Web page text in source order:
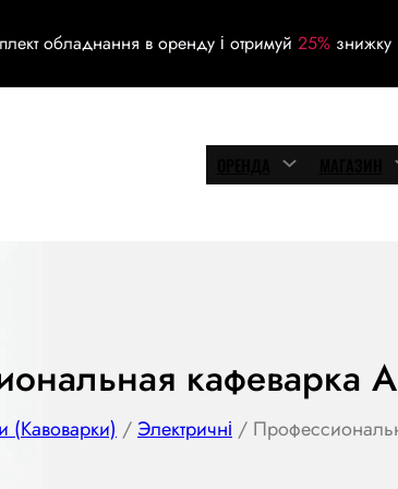
обладнання в оренду і отримуй25% знижку
кафеварка
(Кавоварки) / Электричні /